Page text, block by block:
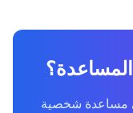
مساعدة شخصية